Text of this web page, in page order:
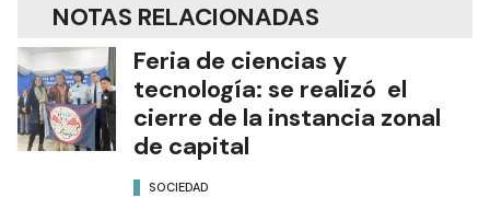
NOTAS RELACIONADAS
Feria de ciencias y
tecnología: se realizó el
cierre de la instancia zonal
de capital
SOCIEDAD